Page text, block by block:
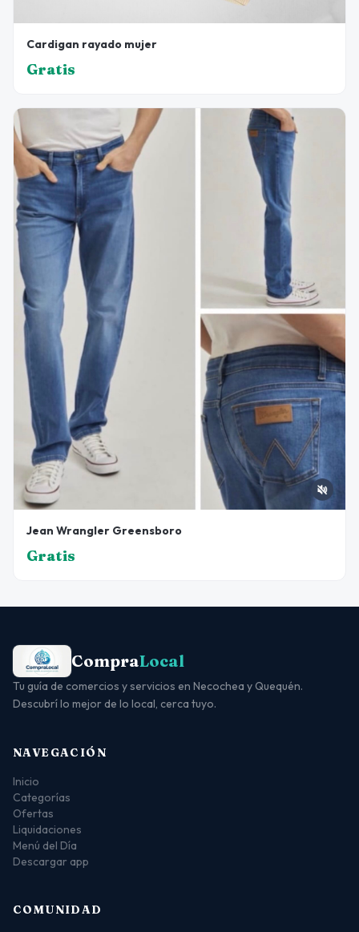
Cardigan rayado mujer
Gratis
Jean Wrangler Greensboro
Gratis
CompraLocal
Tu guía de comercios y servicios en Necochea y Quequén.
Descubrí lo mejor de lo local, cerca tuyo.
NAVEGACIÓN
Inicio
Categorías
Ofertas
Liquidaciones
Menú del Día
Descargar app
COMUNIDAD